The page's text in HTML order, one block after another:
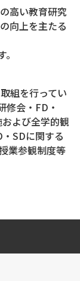
高い教育研究
向上を主たる
組を行ってい
修会・FD・
よび全学的観
SDに関する
業参観制度等